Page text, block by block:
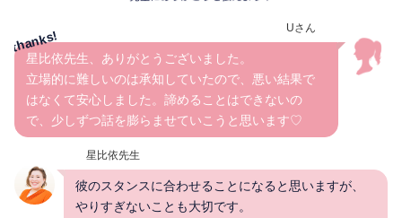
Uさん
星比依先生、ありがとうございました。
立場的に難しいのは承知していたので、悪い結果で
はなくて安心しました。諦めることはできないの
で、少しずつ話を膨らませていこうと思います♡
星比依先生
彼のスタンスに合わせることになると思いますが、
やりすぎないことも大切です。